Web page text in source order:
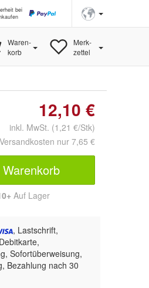
bei
Waren-
korb
Merk-
zettel
12,10 €
inkl. MwSt. (1,21 €/Stk)
Versandkosten nur 7,65 €
Auf Lager
, Lastschrift,
Sofortüberweisung,
Bezahlung nach 30